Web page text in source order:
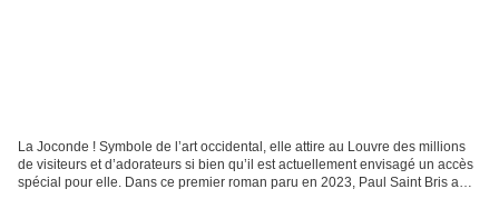
La Joconde ! Symbole de l’art occidental, elle attire au Louvre des millions
de visiteurs et d’adorateurs si bien qu’il est actuellement envisagé un accès
spécial pour elle. Dans ce premier roman paru en 2023, Paul Saint Bris a